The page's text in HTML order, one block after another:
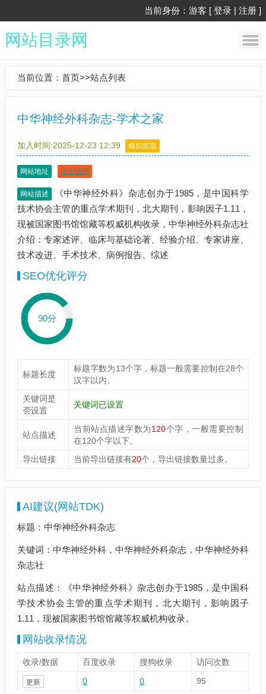
当前身份：游客 [ 登录 | 注册 ]
网站目录网
当前位置： 首页>>站点列表
中华神经外科杂志-学术之家
加入时间:2025-12-23 12:39 模拟抓取
网站地址 点击访问
网站描述
《中华神经外科》杂志创办于1985，是中国科学
技术协会主管的重点学术期刊，北大期刊，影响因子1.11，
现被国家图书馆馆藏等权威机构收录，中华神经外科杂志社
介绍：专家述评、临床与基础论著、经验介绍、专家讲座、
技术改进、手术技术、病例报告、综述
SEO优化评分
90分
标题长度
标题字数为13个字，标题一般需要控制在28个
汉字以内。
关键词是
否设置
关键词已设置
站点描述
当前站点描述字数为120个字，一般需要控制
在120个字以下。
导出链接
当前导出链接有20个，导出链接数量过多。
AI建议(网站TDK)
标题：中华神经外科杂志
关键词：中华神经外科，中华神经外科杂志，中华神经外科
杂志社
站点描述：《中华神经外科》杂志创办于1985，是中国科
学技术协会主管的重点学术期刊，北大期刊，影响因子
1.11，现被国家图书馆馆藏等权威机构收录。
网站收录情况
收录/数据 百度收录 搜狗收录 访问次数
更新 0 0 95